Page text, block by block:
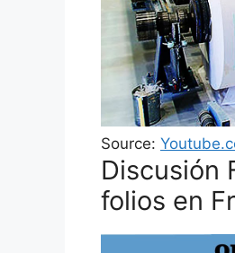
Source:
Discusión
folios en